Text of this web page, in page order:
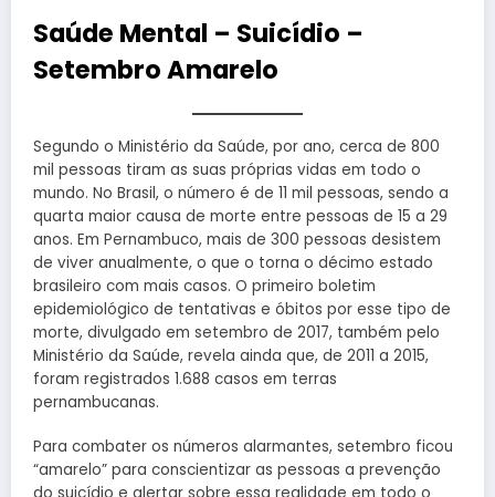
Saúde Mental – Suicídio –
Setembro Amarelo
Segundo o Ministério da Saúde, por ano, cerca de 800
mil pessoas tiram as suas próprias vidas em todo o
mundo. No Brasil, o número é de 11 mil pessoas, sendo a
quarta maior causa de morte entre pessoas de 15 a 29
anos. Em Pernambuco, mais de 300 pessoas desistem
de viver anualmente, o que o torna o décimo estado
brasileiro com mais casos. O primeiro boletim
epidemiológico de tentativas e óbitos por esse tipo de
morte, divulgado em setembro de 2017, também pelo
Ministério da Saúde, revela ainda que, de 2011 a 2015,
foram registrados 1.688 casos em terras
pernambucanas.
Para combater os números alarmantes, setembro ficou
“amarelo” para conscientizar as pessoas a prevenção